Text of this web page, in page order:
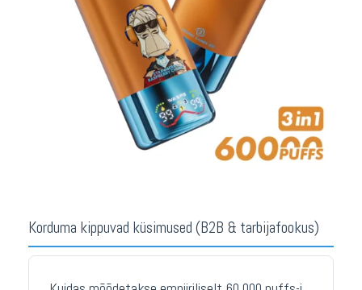
Korduma kippuvad küsimused (B2B & tarbijafookus)